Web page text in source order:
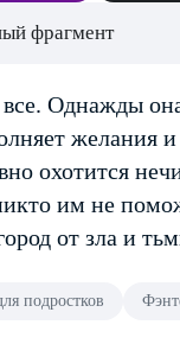
фрагмент
Однажды
желания
охотится
им не
от зла и
подростков